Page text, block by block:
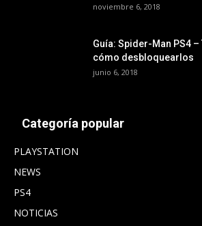
noviembre 6, 2018
Guía: Spider-Man PS4
cómo desbloquearlos
junio 6, 2018
Categoría popular
PLAYSTATION
NEWS
PS4
NOTICIAS